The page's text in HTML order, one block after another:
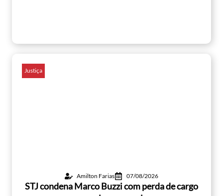
Justiça
Amilton Farias 07/08/2026
STJ condena Marco Buzzi com perda de cargo